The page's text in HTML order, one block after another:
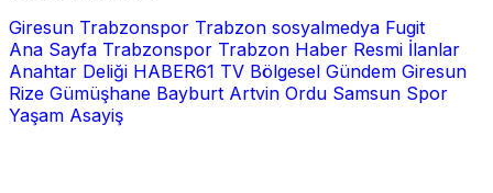
Giresun Trabzonspor Trabzon sosyalmedya Fugit
Ana Sayfa Trabzonspor Trabzon Haber Resmi İlanlar
Anahtar Deliği HABER61 TV Bölgesel Gündem Giresun
Rize Gümüşhane Bayburt Artvin Ordu Samsun Spor
Yaşam Asayiş